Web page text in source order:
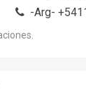
-Arg-